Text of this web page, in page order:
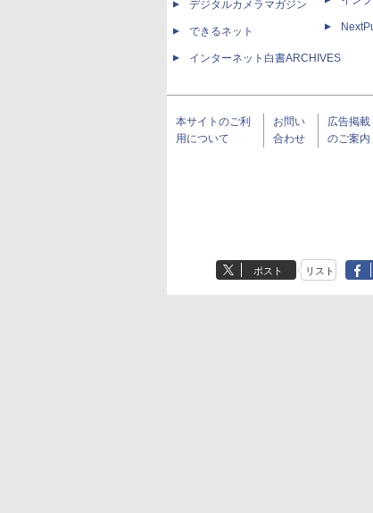
デジタルカメラマガジン
できるネット
インターネット白書ARCHIVES
本サイトのご利
用について
お問い
合わせ
広告掲載
のご案内
ポスト リスト